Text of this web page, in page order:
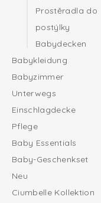
Prostěradla do
postýlky
Babydecken
Babykleidung
Babyzimmer
Unterwegs
Einschlagdecke
Pflege
Baby Essentials
Baby-Geschenkset
Neu
Ciumbelle Kollektion